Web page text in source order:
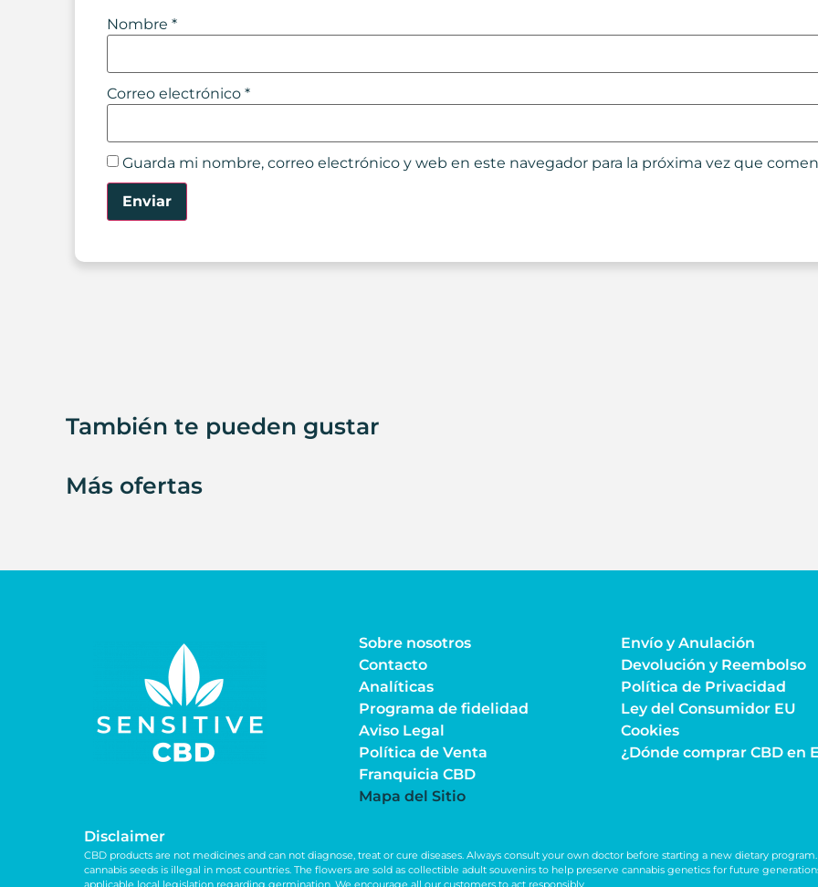
Nombre *
Correo electrónico *
Guarda mi nombre, correo electrónico y web en este navegador para la próxima vez que
También te pueden gustar
Más ofertas
Sobre nosotros
Contacto
Analíticas
Programa de fidelidad
Aviso Legal
Política de Venta
Franquicia CBD
Mapa del Sitio
Envío y Anulación
Devolución y Reembolso
Política de Privacidad
Ley del Consumidor EU
Cookies
¿Dónde comprar CBD en
Disclaimer
CBD products are not medicines and can not diagnose, treat or cure diseases. Always consult your own doctor before starting a new dietary
cannabis seeds is illegal in most countries. The flowers are sold as collectible adult souvenirs to help preserve cannabis genetics for future